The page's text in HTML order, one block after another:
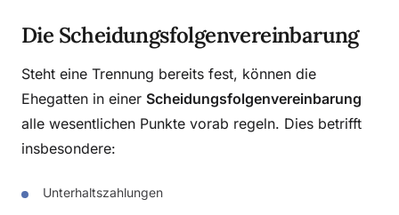
Die Scheidungsfolgenvereinbarung
Steht eine Trennung bereits fest, können die
Ehegatten in einer Scheidungsfolgenvereinbarung
alle wesentlichen Punkte vorab regeln. Dies betrifft
insbesondere:
Unterhaltszahlungen